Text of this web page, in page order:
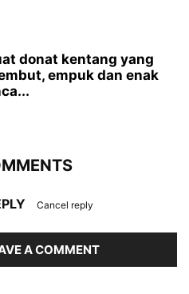
donat kentang yang
empuk dan enak
Cancel reply
A COMMENT